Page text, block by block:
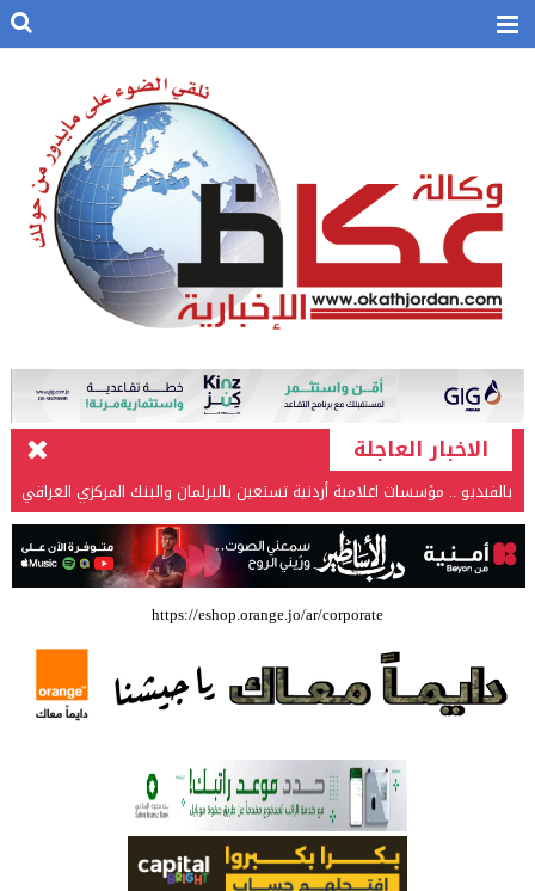
الاخبار العاجلة
بالفيديو .. مؤسسات اعلامية أردنية تستعين بالبرلمان والبنك المركزي العراقي
في قضيتها مع طارق الحسن
بالفيديو .. إرادة القائد ثم التعليم ثم الصناعة والزراعة قذفت ببنجلاديش خلال
عشرين عاما من دخل الفرد ٤٠٠$ سنويا الى ٦٠٠٠ $ ، فهل نستطيع ؟؟؟؟؟
شركة تسابيح للسياحة والسفر تسير اول رحلة لحجاج بيت الله الحرام عبر مطار
الملكة علياء الدولي – صور
العلمية الثقافية الأردنية
حملة للتبرع بالدم في جامعة الزيتونة الأردنية
https://eshop.orange.jo/ar/corporate